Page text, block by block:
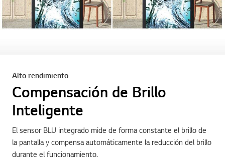
Alto rendimiento
Compensación de Brillo
Inteligente
El sensor BLU integrado mide de forma constante el brillo de
la pantalla y compensa automáticamente la reducción del brillo
durante el funcionamiento.